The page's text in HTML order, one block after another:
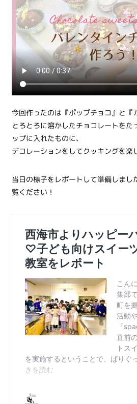
今回作ったのは『ポップチョコ』と『
とろとろに溶かしたチョコレートをた
ップに入れたものに、
デコレーションをしてクッキングを楽
当日の様子をレポートして準備しまし
覧ください！